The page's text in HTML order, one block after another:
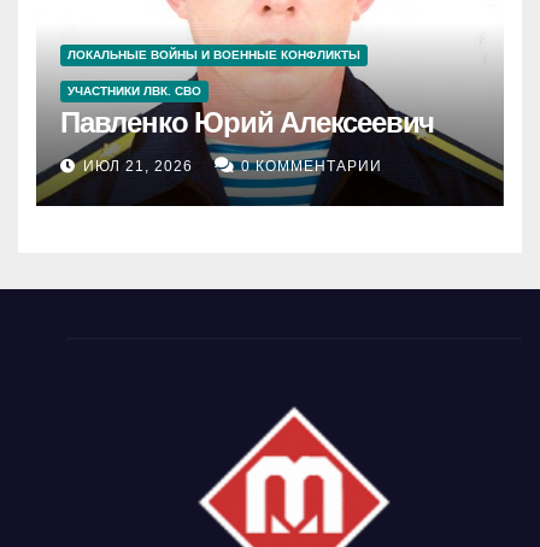
ЛОКАЛЬНЫЕ ВОЙНЫ И ВОЕННЫЕ КОНФЛИКТЫ
УЧАСТНИКИ ЛВК. СВО
Павленко Юрий Алексеевич
ИЮЛ 21, 2026 0 КОММЕНТАРИИ